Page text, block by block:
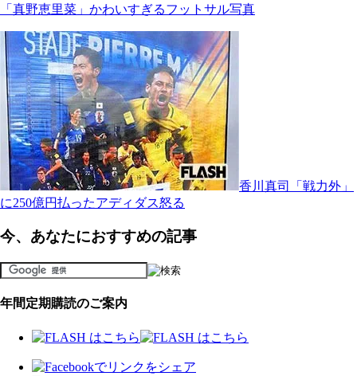
「真野恵里菜」かわいすぎるフットサル写真
香川真司「戦力外」
に250億円払ったアディダス怒る
今、あなたにおすすめの記事
年間定期購読のご案内